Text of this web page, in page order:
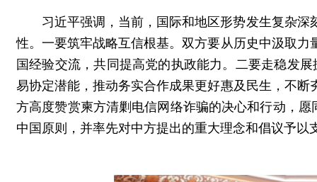
习近平强调，当前，国际和地区形势发生复杂
性。一要筑牢战略互信根基。双方要从历史中汲取
国经验交流，共同提高党的执政能力。二要走稳发
易协定潜能，推动务实合作成果更好惠及民生，不
方高度赞赏柬方清剿电信网络诈骗的决心和行动，
中国原则，并率先对中方提出的重大理念和倡议予